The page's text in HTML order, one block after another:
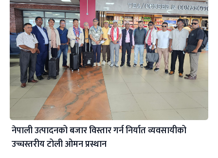
नेपाली उत्पादनको बजार विस्तार गर्न निर्यात व्यवसायीको
उच्चस्तरीय टोली ओमन प्रस्थान